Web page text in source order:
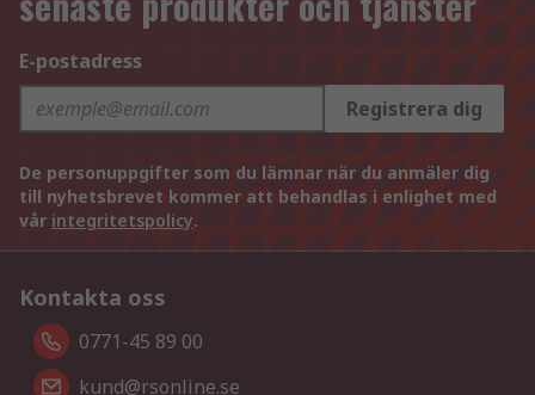
E-postadress
Registrera dig
De personuppgifter som du lämnar när du anmäler dig
till nyhetsbrevet kommer att behandlas i enlighet med
vår integritetspolicy.
Kontakta oss
0771-45 89 00
kund@rsonline.se